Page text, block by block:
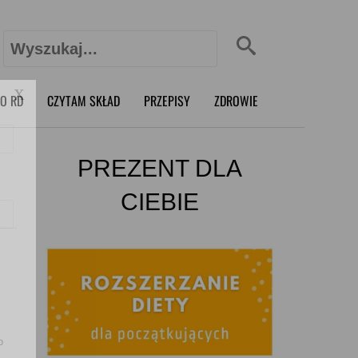
Szukaj:
RD CZYTAM SKŁAD PRZEPISY ZDROWIE
PREZENT DLA
CIEBIE
X